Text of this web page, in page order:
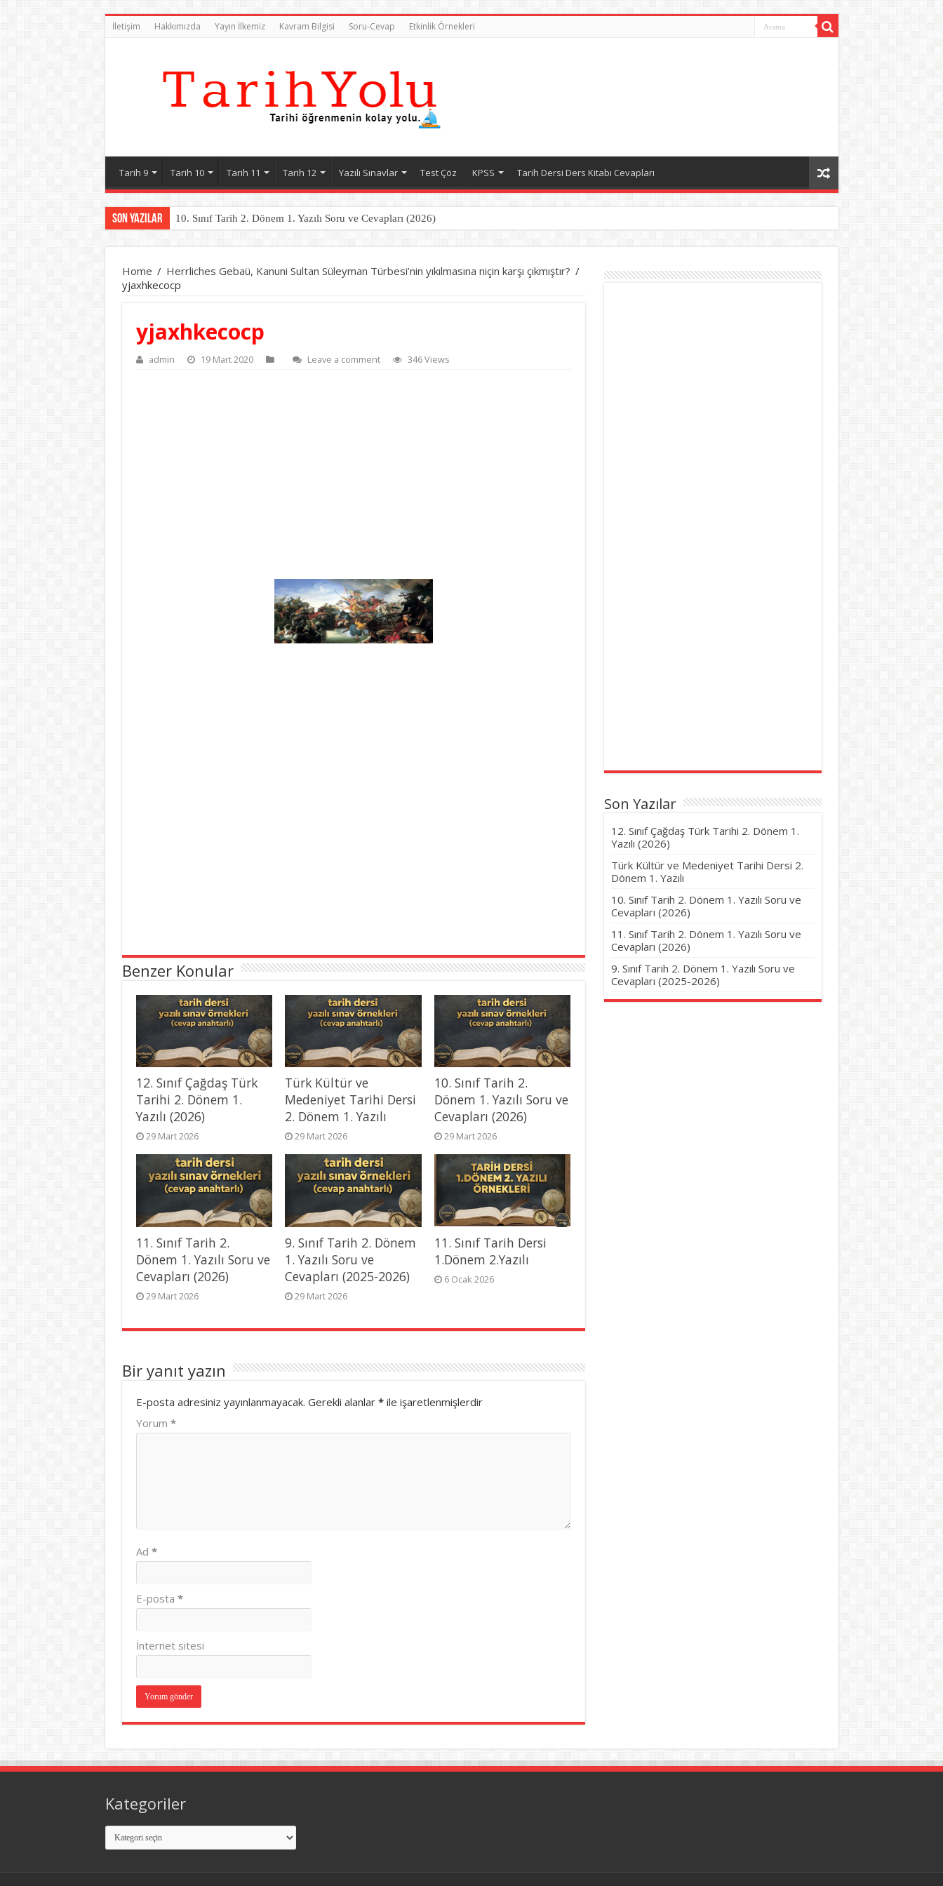
İletişim Hakkımızda Yayın İlkemiz Kavram Bilgisi Soru-Cevap Etkinlik Örnekleri
Tarih 9 Tarih 10 Tarih 11 Tarih 12 Yazılı Sınavlar Test Çöz KPSS Tarih Dersi Ders Kitabı Cevapları
Son Yazılar 10. Sınıf Tarih 2. Dönem 1. Yazılı Soru ve Cevapları (2026)
Home / Herrliches Gebaü, Kanuni Sultan Süleyman Türbesi’nin yıkılmasına niçin karşı çıkmıştır? /
yjaxhkecocp
yjaxhkecocp
admin 19 Mart 2020 Leave a comment 346 Views
Benzer Konular
12. Sınıf Çağdaş Türk
Tarihi 2. Dönem 1.
Yazılı (2026)
29 Mart 2026
Türk Kültür ve
Medeniyet Tarihi Dersi
2. Dönem 1. Yazılı
29 Mart 2026
10. Sınıf Tarih 2.
Dönem 1. Yazılı Soru ve
Cevapları (2026)
29 Mart 2026
11. Sınıf Tarih 2.
Dönem 1. Yazılı Soru ve
Cevapları (2026)
29 Mart 2026
9. Sınıf Tarih 2. Dönem
1. Yazılı Soru ve
Cevapları (2025-2026)
29 Mart 2026
11. Sınıf Tarih Dersi
1.Dönem 2.Yazılı
6 Ocak 2026
Bir yanıt yazın
E-posta adresiniz yayınlanmayacak. Gerekli alanlar *ile işaretlenmişlerdir
Yorum *
Ad *
E-posta *
İnternet sitesi
Son Yazılar
12. Sınıf Çağdaş Türk Tarihi 2. Dönem 1.
Yazılı (2026)
Türk Kültür ve Medeniyet Tarihi Dersi 2.
Dönem 1. Yazılı
10. Sınıf Tarih 2. Dönem 1. Yazılı Soru ve
Cevapları (2026)
11. Sınıf Tarih 2. Dönem 1. Yazılı Soru ve
Cevapları (2026)
9. Sınıf Tarih 2. Dönem 1. Yazılı Soru ve
Cevapları (2025-2026)
Kategoriler
Kategoriler